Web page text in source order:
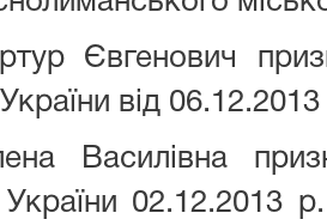
Євгенович
від
Василівна
України 02.12.2013